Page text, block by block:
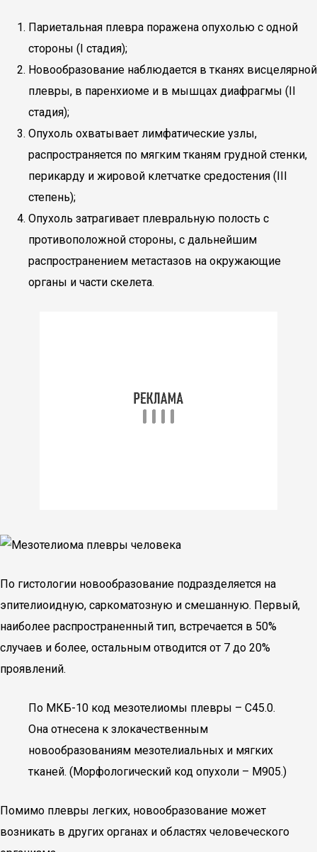
Париетальная плевра поражена опухолью с одной
стороны (I стадия);
Новообразование наблюдается в тканях висцелярной
плевры, в паренхиоме и в мышцах диафрагмы (II
стадия);
Опухоль охватывает лимфатические узлы,
распространяется по мягким тканям грудной стенки,
перикарду и жировой клетчатке средостения (III
степень);
Опухоль затрагивает плевральную полость с
противоположной стороны, с дальнейшим
распространением метастазов на окружающие
органы и части скелета.
По гистологии новообразование подразделяется на
эпителиоидную, саркоматозную и смешанную. Первый,
наиболее распространенный тип, встречается в 50%
случаев и более, остальным отводится от 7 до 20%
проявлений.
По МКБ-10 код мезотелиомы плевры – C45.0.
Она отнесена к злокачественным
новообразованиям мезотелиальных и мягких
тканей. (Морфологический код опухоли – М905.)
Помимо плевры легких, новообразование может
возникать в других органах и областях человеческого